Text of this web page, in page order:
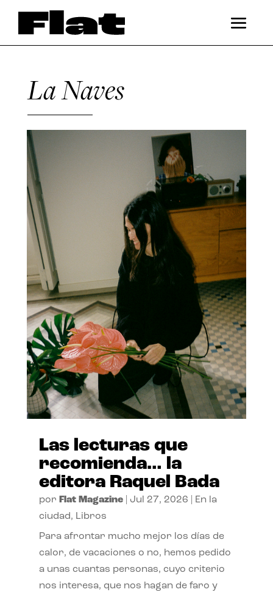
La Naves
Las lecturas que
recomienda… la
editora Raquel Bada
por Flat Magazine| Jul 27, 2026
En la
ciudad, Libros
Para afrontar mucho mejor los días de
calor, de vacaciones o no, hemos pedido
a unas cuantas personas, cuyo criterio
nos interesa, que nos hagan de faro y